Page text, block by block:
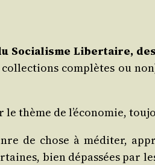
Socia­lisme Liber­taire,
com­plètes ou
thème de l’é­co­no­mie,
de chose à médi­ter,
bien dépas­sées par